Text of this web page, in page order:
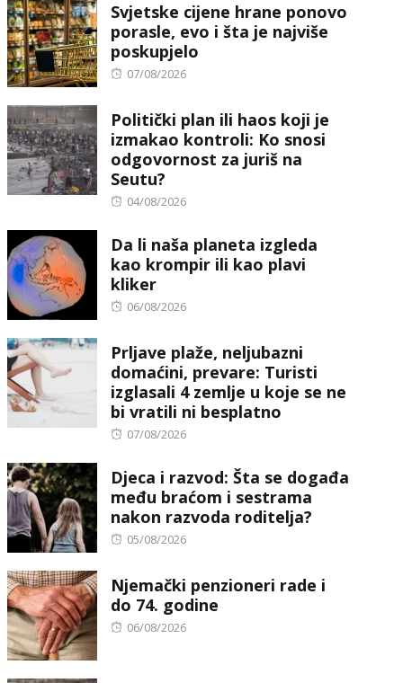
Svjetske cijene hrane ponovo
porasle, evo i šta je najviše
poskupjelo
Posted
07/08/2026
Politički plan ili haos koji je
izmakao kontroli: Ko snosi
odgovornost za juriš na
Seutu?
Posted
04/08/2026
Da li naša planeta izgleda
kao krompir ili kao plavi
kliker
Posted
06/08/2026
Prljave plaže, neljubazni
domaćini, prevare: Turisti
izglasali 4 zemlje u koje se ne
bi vratili ni besplatno
Posted
07/08/2026
Djeca i razvod: Šta se događa
među braćom i sestrama
nakon razvoda roditelja?
Posted
05/08/2026
Njemački penzioneri rade i
do 74. godine
Posted
06/08/2026